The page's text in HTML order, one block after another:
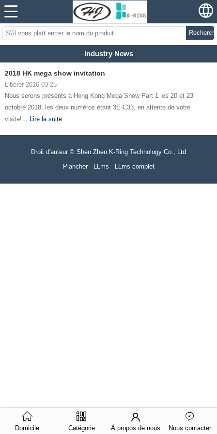
Industry News
2018 HK mega show invitation
Libérer 2016-03-25
Nous serons présents à Hong Kong Mega Show Part 1 les 20 et 23
octobre 2018, les deux numéros étant 3E-C33, en attente de votre
visite!... Lire la suite
Droit d'auteur © Shen Zhen K-Ring Technology Co., Ltd
Plancher
LLms LLms complet
Domicile Catégorie À propos de nous Nous contacter